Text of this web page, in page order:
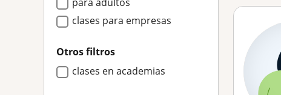
clases para empresas
Otros filtros
clases en academias